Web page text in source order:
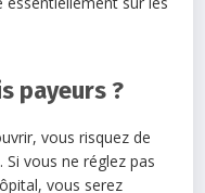
payeurs ?
vous risquez de
vous ne réglez pas
vous serez